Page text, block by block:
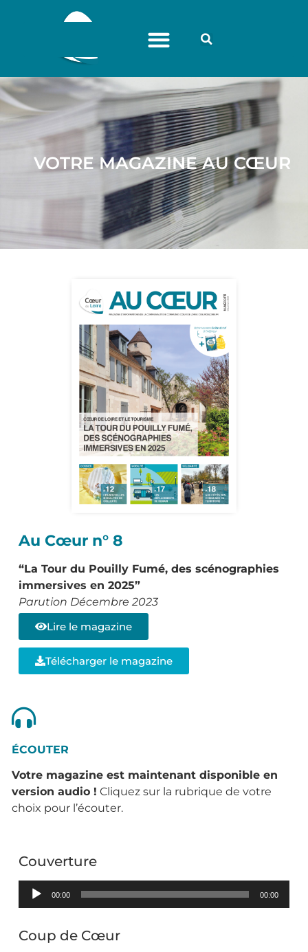
VOTRE MAGAZINE AU CŒUR
Au Cœur n° 8
“La Tour du Pouilly Fumé, des scénographies
immersives en 2025”
Parution Décembre 2023
Lire le magazine
Télécharger le magazine
ÉCOUTER
Votre magazine est maintenant disponible en
version audio ! Cliquez sur la rubrique de votre
choix pour l’écouter.
Couverture
Lecteur
00:00 00:00
Coup de Cœur